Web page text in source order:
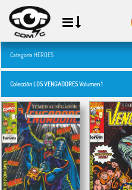
Categoría HEROES
Colección LOS VENGADORES Volumen 1